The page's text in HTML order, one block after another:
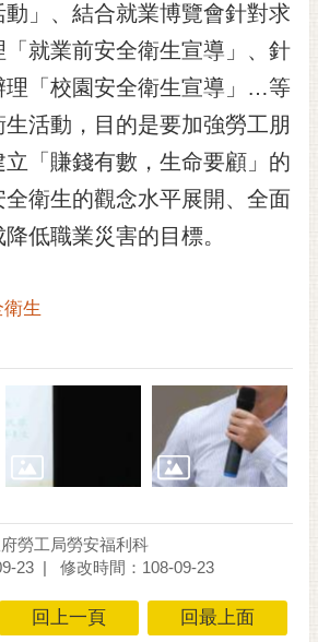
」、結合就業博覽會針對求
就業前安全衛生宣導」、針
理「校園安全衛生宣導」…等
活動，目的是要加強勞工朋
「賺錢有數，生命要顧」的
衛生的觀念水平展開、全面
低職業災害的目標。
生
勞工局勞安福利科
23
修改時間：108-09-23
回上一頁 回最上面